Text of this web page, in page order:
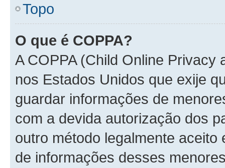
Topo
O que é COPPA?
A COPPA (Child Online Privacy
nos Estados Unidos que exije
guardar informações de
com a devida autorização dos
outro método legalmente
de informações desses